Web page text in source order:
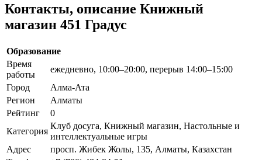
Контакты, описание Книжный
магазин 451 Градус
Образование
Время
работы
ежедневно, 10:00–20:00, перерыв 14:00–15:00
Город
Алма-Ата
Регион
Алматы
Рейтинг
0
Категория
Клуб досуга, Книжный магазин, Настольные и
интеллектуальные игры
Адрес
просп. Жибек Жолы, 135, Алматы, Казахстан